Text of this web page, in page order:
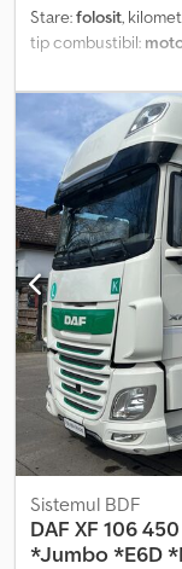
Stare:folosit,
tip combustibil:
PENTRU PRIZĂ DE
Sistemul BDF
DAF XF 106
*Jumbo *E6D